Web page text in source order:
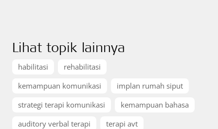
Lihat topik lainnya
habilitasi
rehabilitasi
kemampuan komunikasi
implan rumah siput
strategi terapi komunikasi
kemampuan bahasa
auditory verbal terapi
terapi avt